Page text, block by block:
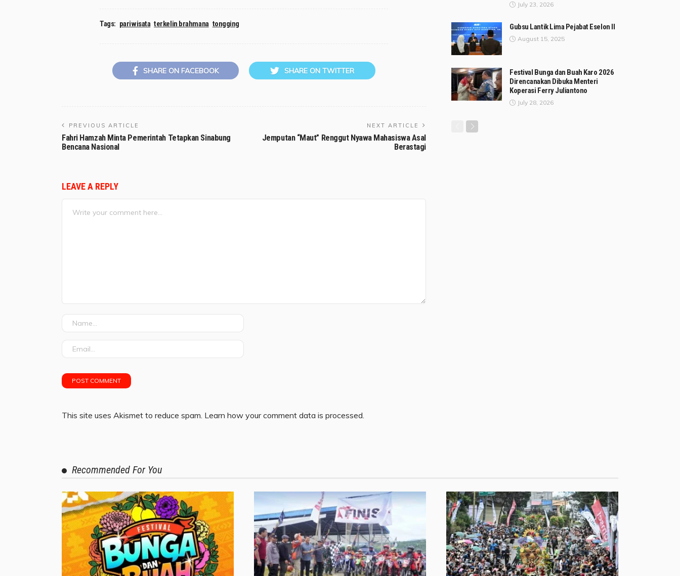
Tags: pariwisata terkelin brahmana tongging
SHARE ON FACEBOOK SHARE ON TWITTER
PREVIOUS ARTICLE
Fahri Hamzah Minta Pemerintah Tetapkan Sinabung
Bencana Nasional
NEXT ARTICLE
Jemputan “Maut” Renggut Nyawa Mahasiswa Asal
Berastagi
LEAVE A REPLY
This site uses Akismet to reduce spam. Learn how your comment data is processed.
July 23, 2026
Gubsu Lantik Lima Pejabat Eselon II
August 15, 2025
Festival Bunga dan Buah Karo 2026
Direncanakan Dibuka Menteri
Koperasi Ferry Juliantono
July 28, 2026
Recommended For You